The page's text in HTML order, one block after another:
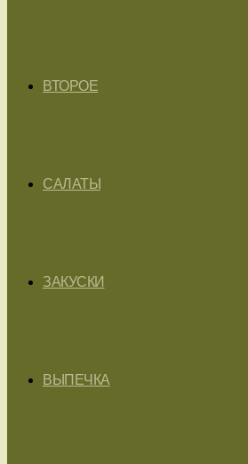
ВТОРОЕ
САЛАТЫ
ЗАКУСКИ
ВЫПЕЧКА